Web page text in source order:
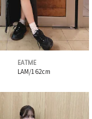
EATME
LAM/162cm